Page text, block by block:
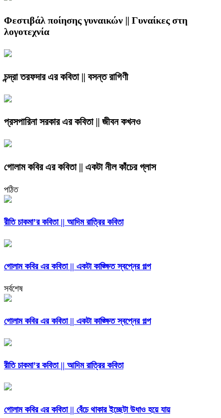
Φεστιβάλ ποίησης γυναικών || Γυναίκες στη
λογοτεχνία
চন্দ্রা তরফদার এর কবিতা || বসন্ত রাগিণী
প্রসপারিনা সরকার এর কবিতা || জীবন কখনও
গোলাম কবির এর কবিতা || একটা নীল কাঁচের গ্লাস
পঠিত
রীতি চাকমা’র কবিতা || আদিম রাত্রির কবিতা
গোলাম কবির এর কবিতা || একটা কাঙ্ক্ষিত স্বপ্নের গল্প
সর্বশেষ
গোলাম কবির এর কবিতা || একটা কাঙ্ক্ষিত স্বপ্নের গল্প
রীতি চাকমা’র কবিতা || আদিম রাত্রির কবিতা
গোলাম কবির এর কবিতা || বেঁচে থাকার ইচ্ছেটা উধাও হয়ে যায়